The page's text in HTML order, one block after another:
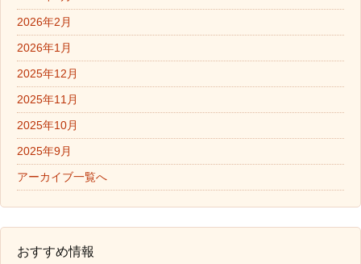
2026年2月
2026年1月
2025年12月
2025年11月
2025年10月
2025年9月
アーカイブ一覧へ
おすすめ情報